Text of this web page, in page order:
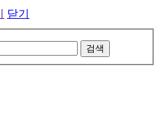
닫기
검색